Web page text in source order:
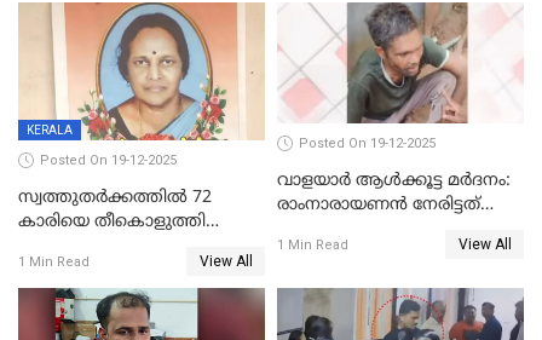
KERALA
Posted On 19-12-2025
സ്വത്തുതര്‍ക്കത്തില്‍ 72
കാരിയെ തീകൊളുത്തി
ക്രൂരകൊലപാതകത്തില്‍
സഹോദരിപുത്രന് ജീവപര്യന്തം
1 Min Read View All
Posted On 19-12-2025
വാളയാർ ആൾക്കൂട്ട മർദനം:
രാംനാരായണൻ നേരിട്ടത്
നാൽപ്പതിലേറെ
റിപ്പോർട്ട്
1 Min Read View All